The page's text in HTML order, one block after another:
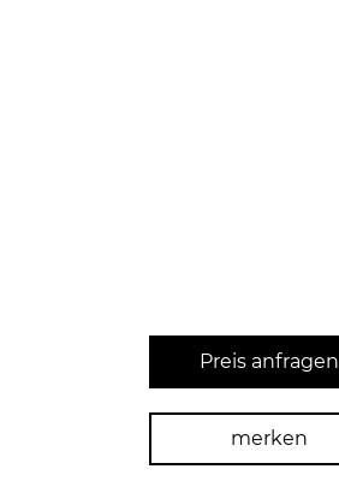
Preis anfragen
merken